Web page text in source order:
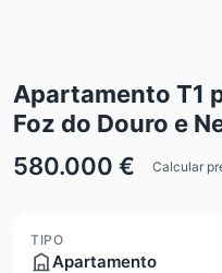
Apartamento T1
Foz do Douro e
580.000 €
Calcular
TIPO
Apartamento